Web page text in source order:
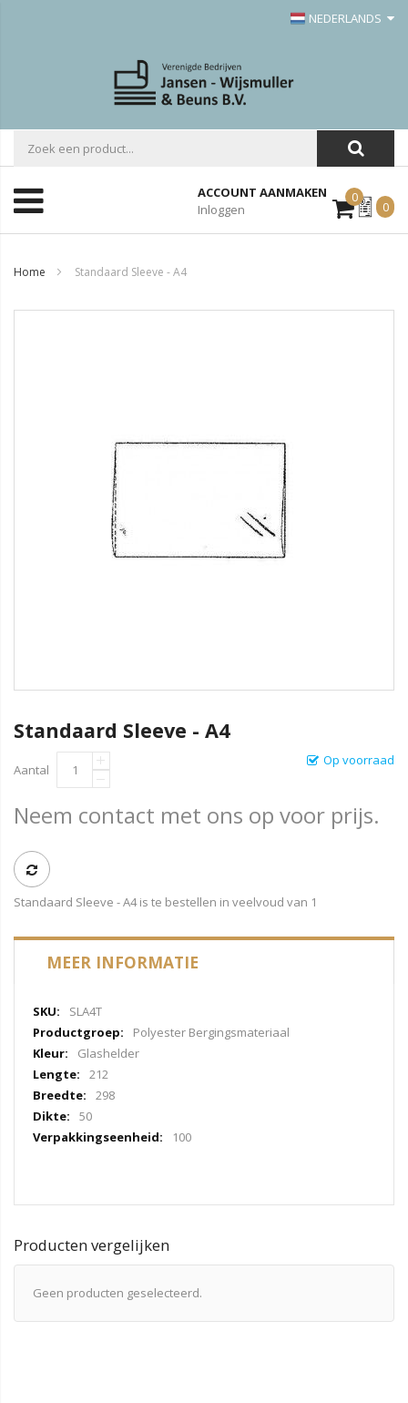
NEDERLANDS
ACCOUNT AANMAKEN
Inloggen
0Mijn
Offerte
0
Home Standaard Sleeve - A4
Standaard Sleeve - A4
Op voorraad
Aantal
Neem contact met ons op voor prijs.
Standaard Sleeve - A4 is te bestellen in veelvoud van 1
MEER INFORMATIE
Meer
informatie
SLA4T
Polyester Bergingsmateriaal
Glashelder
212
298
50
100
Producten vergelijken
Geen producten geselecteerd.